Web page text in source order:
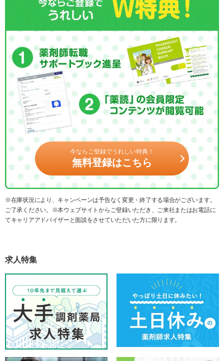
今ならご登録でうれしい特典！
無料登録はこちら
※在庫状況により、キャンペーンは予告なく変更・終了する場合がございます。
ご了承ください。※本ウェブサイトからご登録いただき、ご来社またはお電話に
てキャリアアドバイザーと面談をさせていただいた方に限ります。
求人特集